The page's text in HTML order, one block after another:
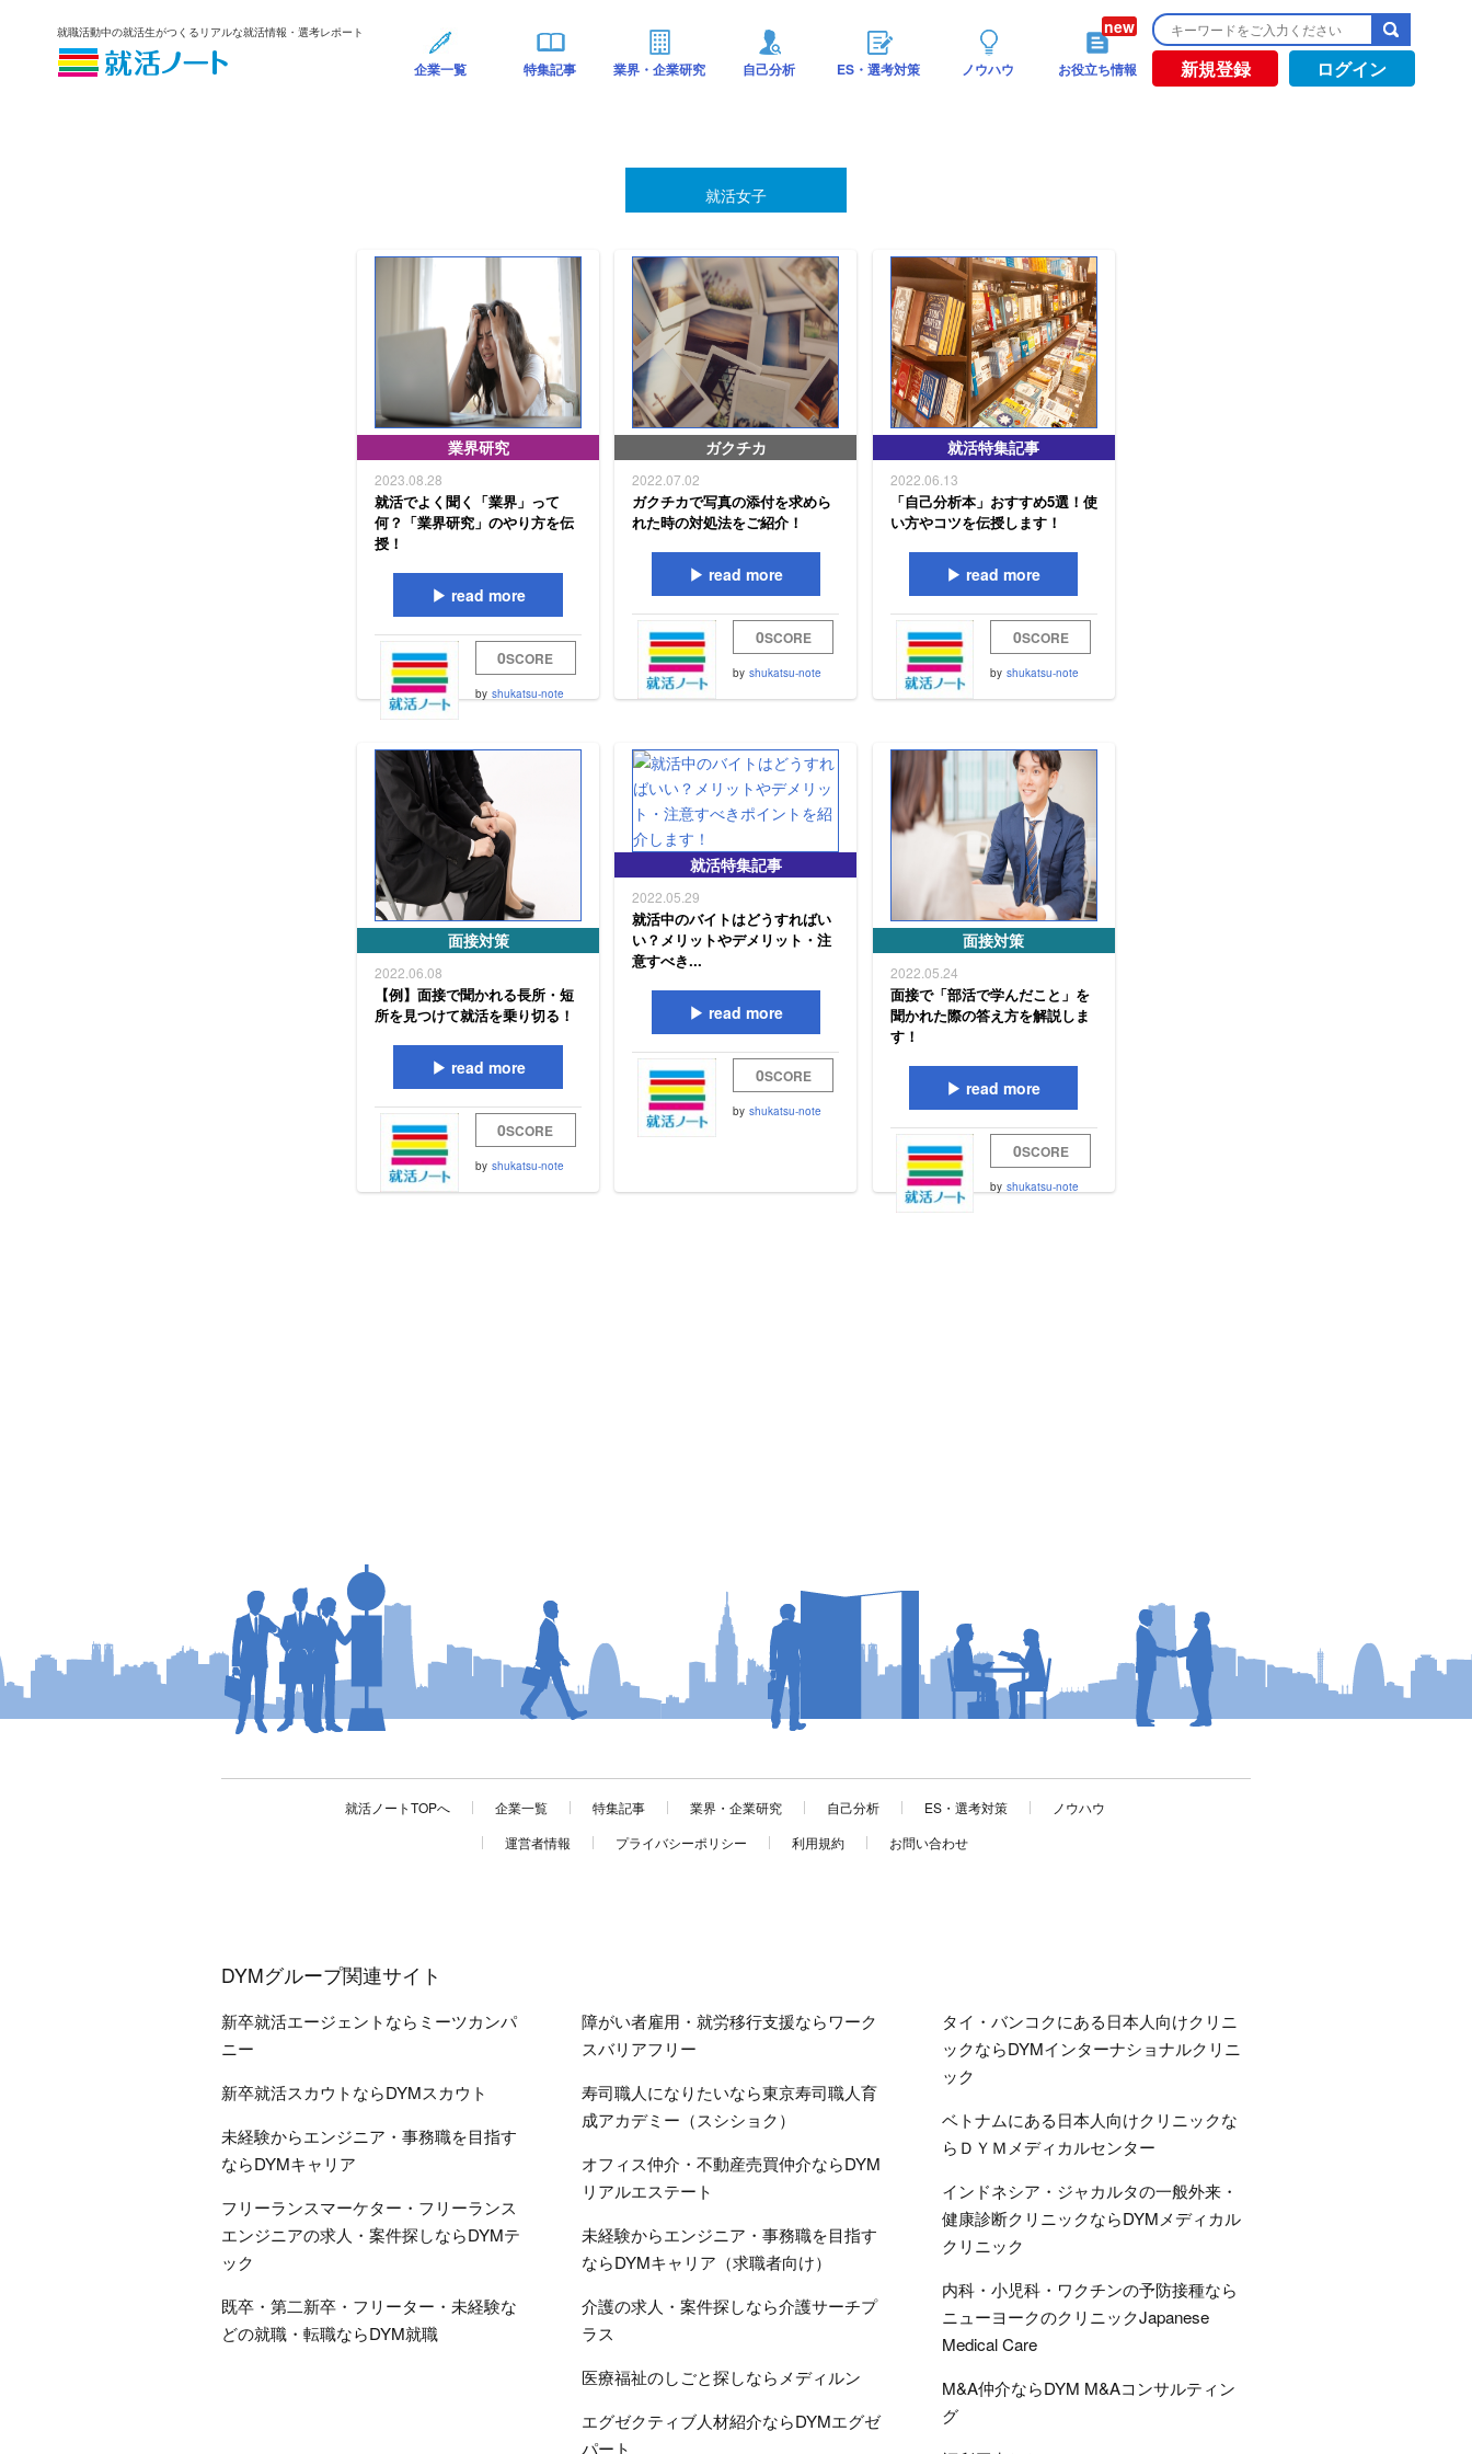
就職活動中の就活生がつくるリアルな就活情報・選考レポート
企業一覧 特集記事 業界・企業研究 自己分析 ES・選考対策 ノウハウ お役立ち情報 新規登録 ログイン
就活女子
業界研究
2023.08.28
就活でよく聞く「業界」って
何？「業界研究」のやり方を伝
授！
read more
0SCORE
by shukatsu-note
ガクチカ
2022.07.02
ガクチカで写真の添付を求めら
れた時の対処法をご紹介！
read more
0SCORE
by shukatsu-note
就活特集記事
2022.06.13
「自己分析本」おすすめ5選！使
い方やコツを伝授します！
read more
0SCORE
by shukatsu-note
面接対策
2022.06.08
【例】面接で聞かれる長所・短
所を見つけて就活を乗り切る！
read more
0SCORE
by shukatsu-note
就活特集記事
2022.05.29
就活中のバイトはどうすればい
い？メリットやデメリット・注
意すべき...
read more
0SCORE
by shukatsu-note
面接対策
2022.05.24
面接で「部活で学んだこと」を
聞かれた際の答え方を解説しま
す！
read more
0SCORE
by shukatsu-note
就活ノートTOPへ 企業一覧 特集記事 業界・企業研究 自己分析 ES・選考対策
ノウハウ
運営者情報
プライバシーポリシー 利用規約 お問い合わせ
DYMグループ関連サイト
新卒就活エージェントならミーツカンパ
ニー
新卒就活スカウトならDYMスカウト
未経験からエンジニア・事務職を目指す
ならDYMキャリア
フリーランスマーケター・フリーランス
エンジニアの求人・案件探しならDYMテ
ック
既卒・第二新卒・フリーター・未経験な
どの就職・転職ならDYM就職
障がい者雇用・就労移行支援ならワーク
スバリアフリー
寿司職人になりたいなら東京寿司職人育
成アカデミー（スシショク）
オフィス仲介・不動産売買仲介ならDYM
リアルエステート
未経験からエンジニア・事務職を目指す
ならDYMキャリア（求職者向け）
介護の求人・案件探しなら介護サーチプ
ラス
医療福祉のしごと探しならメディルン
エグゼクティブ人材紹介ならDYMエグゼ
パート
タイ・バンコクにある日本人向けクリニ
ックならDYMインターナショナルクリニ
ック
ベトナムにある日本人向けクリニックな
らＤＹＭメディカルセンター
インドネシア・ジャカルタの一般外来・
健康診断クリニックならDYMメディカル
クリニック
内科・小児科・ワクチンの予防接種なら
ニューヨークのクリニックJapanese
Medical Care
M&A仲介ならDYM M&Aコンサルティン
グ